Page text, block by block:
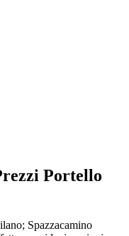
Portello
Spazzacamino